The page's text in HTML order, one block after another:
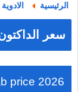
الرئيسية الادوية
سعر الداكتون25 مجم 20 قرص
price 2026